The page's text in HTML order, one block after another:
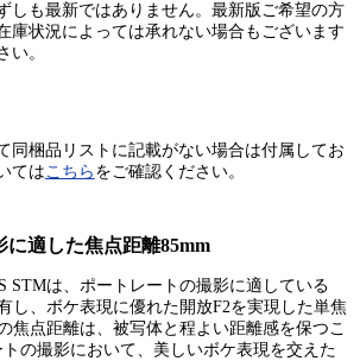
しも最新ではありません。最新版ご希望の方
庫状況によっては承れない場合もございます
い。
同梱品リストに記載がない場合は付属してお
てはこちら をご確認ください。
適した焦点距離85mm
STMは、ポートレートの撮影に適している
し、ボケ表現に優れた開放F2を実現した単焦
焦点距離は、被写体と程よい距離感を保つこ
の撮影において、美しいボケ表現を交えた